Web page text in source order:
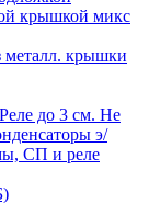
крышкой микс
металл. крышки
до 3 см. Не
э/
СП и реле